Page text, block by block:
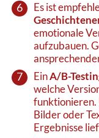
Es ist
emotionale
aufzubauen.
EinA/B-
welche
funktionieren.
Bilder oder
Ergebnisse